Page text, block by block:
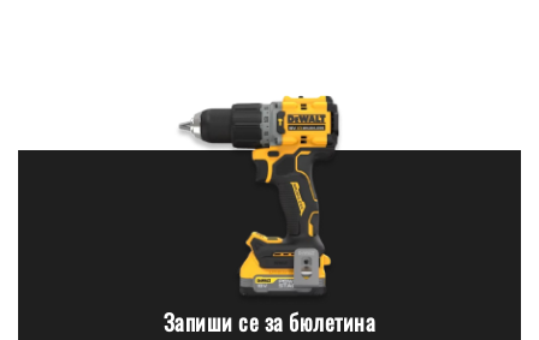
Запиши се за бюлетина